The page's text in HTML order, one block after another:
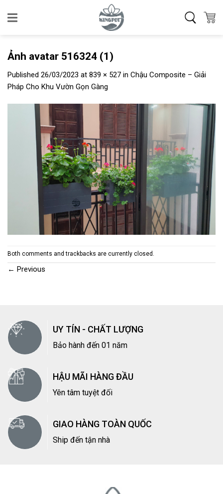
Ảnh avatar 516324 (1)
Published 26/03/2023 at 839 × 527 in Chậu Composite – Giải
Pháp Cho Khu Vườn Gọn Gàng
Both comments and trackbacks are currently closed.
← Previous
UY TÍN - CHẤT LƯỢNG
Bảo hành đến 01 năm
HẬU MÃI HÀNG ĐẦU
Yên tâm tuyệt đối
GIAO HÀNG TOÀN QUỐC
Ship đến tận nhà